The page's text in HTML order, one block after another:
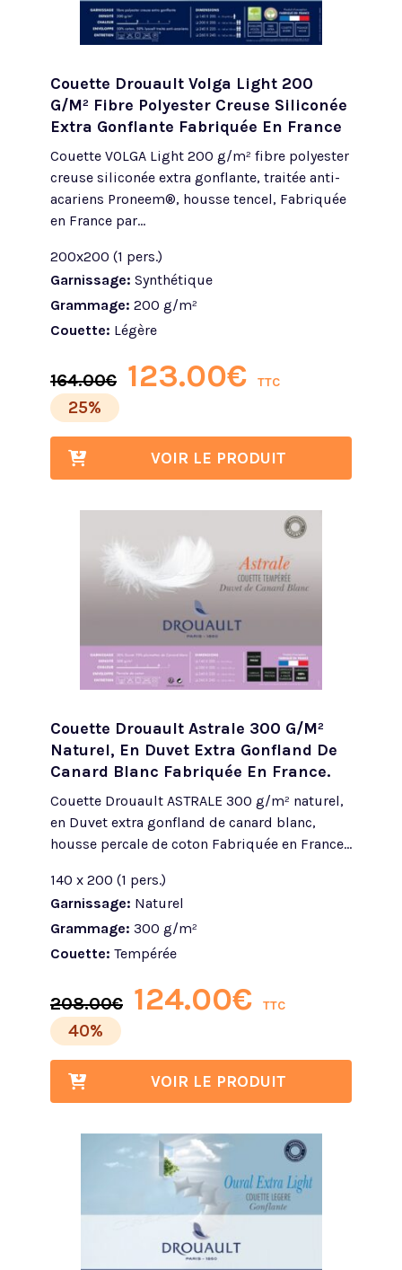
Couette Drouault Volga Light 200
G/m² Fibre Polyester Creuse Siliconée
Extra Gonflante Fabriquée En France
Couette VOLGA Light 200 g/m² fibre polyester
creuse siliconée extra gonflante, traitée anti-
acariens Proneem®, housse tencel, Fabriquée
en France par...
200x200 (1 pers.)
Garnissage: Synthétique
Grammage: 200 g/m²
Couette: Légère
164.00€ 123.00€ TTC
25%
VOIR LE PRODUIT
Couette Drouault Astrale 300 G/m²
Naturel, En Duvet Extra Gonfland De
Canard Blanc Fabriquée En France.
Couette Drouault ASTRALE 300 g/m² naturel,
en Duvet extra gonfland de canard blanc,
housse percale de coton Fabriquée en France...
140 x 200 (1 pers.)
Garnissage: Naturel
Grammage: 300 g/m²
Couette: Tempérée
208.00€ 124.00€ TTC
40%
VOIR LE PRODUIT